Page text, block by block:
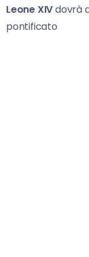
Leone XIVdovrà
pontificato